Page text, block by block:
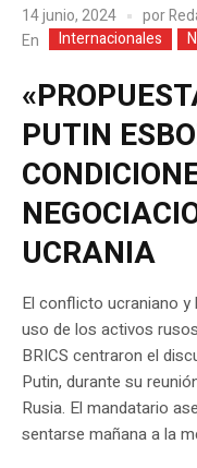
14 junio, 2024 por
En
Internacionales
PUTIN
UCRANIA
El conflicto ucraniano
uso de los activos
BRICS centraron el
Putin, durante su
Rusia. El mandatario
sentarse mañana a la